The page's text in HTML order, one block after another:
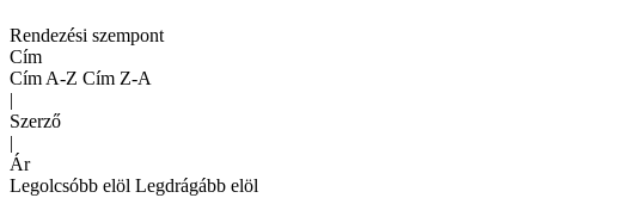
Rendezési szempont
Cím
Cím A-Z Cím Z-A
|
Szerző
|
Ár
Legolcsóbb elöl Legdrágább elöl